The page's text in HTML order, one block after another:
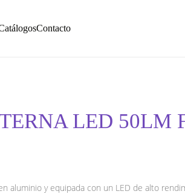
Contacto
LED 50LM
aluminio y equipada con un LED de alto